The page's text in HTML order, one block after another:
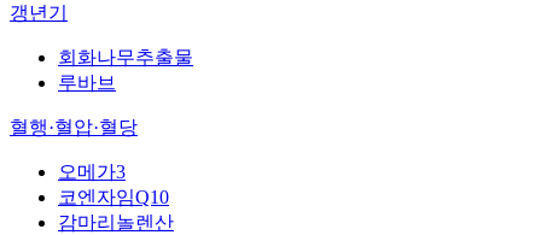
갱년기
회화나무추출물
루바브
혈행·혈압·혈당
오메가3
코엔자임Q10
감마리놀렌산